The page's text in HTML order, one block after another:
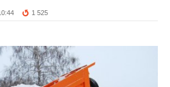
1 525